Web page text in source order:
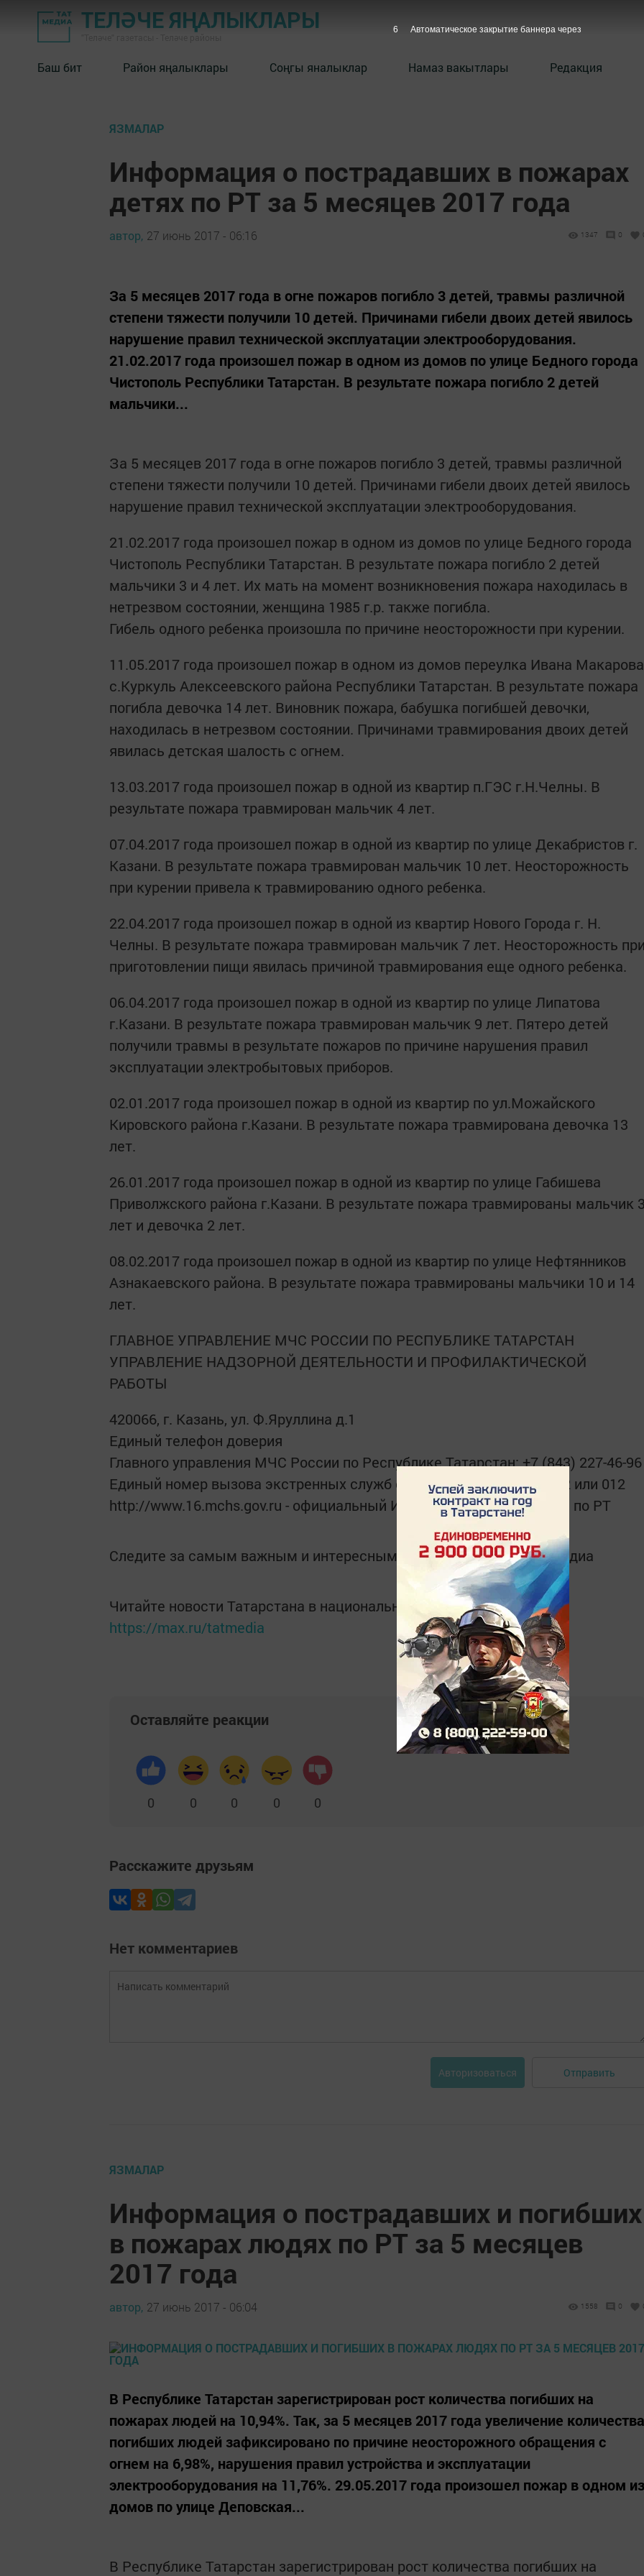
ТЕЛӘЧЕ ЯҢАЛЫКЛАРЫ
Баш бит Район яңалыклары Соңгы яналыклар Намаз вакытлары Редакция
ЯЗМАЛАР
Информация о пострадавших в пожарах
детях по РТ за 5 месяцев 2017 года
автор, 27 июнь 2017 - 06:16 1347 0
За 5 месяцев 2017 года в огне пожаров погибло 3 детей, травмы различной
степени тяжести получили 10 детей. Причинами гибели двоих детей явилось
нарушение правил технической эксплуатации электрооборудования.
21.02.2017 года произошел пожар в одном из домов по улице Бедного города
Чистополь Республики Татарстан. В результате пожара погибло 2 детей
мальчики...
За 5 месяцев 2017 года в огне пожаров погибло 3 детей, травмы различной
степени тяжести получили 10 детей. Причинами гибели двоих детей явилось
нарушение правил технической эксплуатации электрооборудования.
21.02.2017 года произошел пожар в одном из домов по улице Бедного города
Чистополь Республики Татарстан. В результате пожара погибло 2 детей
мальчики 3 и 4 лет. Их мать на момент возникновения пожара находилась в
нетрезвом состоянии, женщина 1985 г.р. также погибла.
Гибель одного ребенка произошла по причине неосторожности при курении.
11.05.2017 года произошел пожар в одном из домов переулка Ивана Макарова
с.Куркуль Алексеевского района Республики Татарстан. В результате пожара
погибла девочка 14 лет. Виновник пожара, бабушка погибшей девочки,
находилась в нетрезвом состоянии. Причинами травмирования двоих детей
явилась детская шалость с огнем.
13.03.2017 года произошел пожар в одной из квартир п.ГЭС г.Н.Челны. В
результате пожара травмирован мальчик 4 лет.
07.04.2017 года произошел пожар в одной из квартир по улице Декабристов г.
Казани. В результате пожара травмирован мальчик 10 лет. Неосторожность
при курении привела к травмированию одного ребенка.
22.04.2017 года произошел пожар в одной из квартир Нового Города г. Н.
Челны. В результате пожара травмирован мальчик 7 лет. Неосторожность
приготовлении пищи явилась причиной травмирования еще одного ребенка.
06.04.2017 года произошел пожар в одной из квартир по улице Липатова
г.Казани. В результате пожара травмирован мальчик 9 лет. Пятеро детей
получили травмы в результате пожаров по причине нарушения правил
эксплуатации электробытовых приборов.
02.01.2017 года произошел пожар в одной из квартир по ул.Можайского
Кировского района г.Казани. В результате пожара травмирована девочка 13
лет.
26.01.2017 года произошел пожар в одной из квартир по улице Габишева
Приволжского района г.Казани. В результате пожара травмированы мальчик
лет и девочка 2 лет.
08.02.2017 года произошел пожар в одной из квартир по улице Нефтянников
Азнакаевского района. В результате пожара травмированы мальчики 10 и 14
лет.
ГЛАВНОЕ УПРАВЛЕНИЕ МЧС РОССИИ ПО РЕСПУБЛИКЕ ТАТАРСТАН
УПРАВЛЕНИЕ НАДЗОРНОЙ ДЕЯТЕЛЬНОСТИ И ПРОФИЛАКТИЧЕСКОЙ
РАБОТЫ
420066, г. Казань, ул. Ф.Яруллина д.1
Единый телефон доверия
Главного управления МЧС России по Республике Татарстан: +7 (843) 227-46-96
Единый номер вызова экстренных служб с сотового телефона - 112 или 012
http://www.16.mchs.gov.ru - официальный Интернет сайт ГУ МЧС РФ по РТ
Следите за самым важным и интересным в Telegram-каналеТатмедиа
Читайте новости Татарстана в национальном мессенджере MАХ:
https://max.ru/tatmedia
Оставляйте реакции
0 0 0 0 0
Расскажите друзьям
Нет комментариев
Авторизоваться Отправить
ЯЗМАЛАР
Информация о пострадавших и погибших
в пожарах людях по РТ за 5 месяцев
2017 года
автор, 27 июнь 2017 - 06:04 1558 0
В Республике Татарстан зарегистрирован рост количества погибших на
пожарах людей на 10,94%. Так, за 5 месяцев 2017 года увеличение количества
погибших людей зафиксировано по причине неосторожного обращения с
огнем на 6,98%, нарушения правил устройства и эксплуатации
электрооборудования на 11,76%. 29.05.2017 года произошел пожар в одном из
домов по улице Деповская...
В Республике Татарстан зарегистрирован рост количества погибших на
5 Автоматическое закрытие баннера через